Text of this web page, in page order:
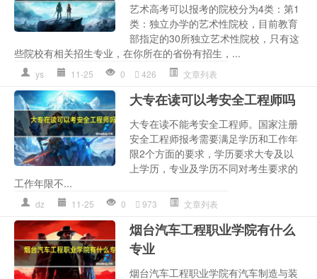
艺术高考可以报考的院校分为4类：第1
类：独立办学的艺术性院校，目前教育
部指定的30所独立艺术性院校，只有这
些院校有相关招生专业，在你所在的省份有招生，...
ys 11-25 0 426 文章列表
大专在读可以考安全工程师吗
大专在读不能考安全工程师。国家注册
安全工程师报考需要满足学历和工作年
限2个方面的要求，学历要求大专及以
上学历，专业及学历不同对考生要求的
工作年限不...
dz 11-25 0 973 文章列表
烟台汽车工程职业学院有什么
专业
烟台汽车工程职业学院有汽车制造与装